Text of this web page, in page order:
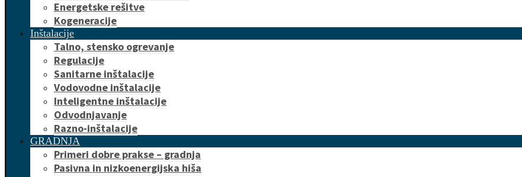
Energetske rešitve
Kogeneracije
Inštalacije
Talno, stensko ogrevanje
Regulacije
Sanitarne inštalacije
Vodovodne inštalacije
Inteligentne inštalacije
Odvodnjavanje
Razno-inštalacije
GRADNJA
Primeri dobre prakse – gradnja
Pasivna in nizkoenergijska hiša